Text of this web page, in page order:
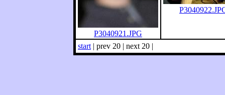
P3040921.JPG
start | prev 20 | next 20 |